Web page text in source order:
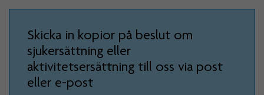
Skicka in kopior på beslut om
sjukersättning eller
aktivitetsersättning till oss via post
eller e-post